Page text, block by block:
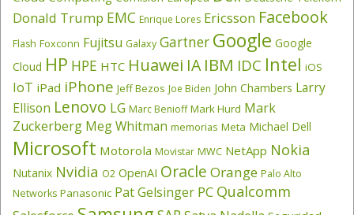
Donald Trump EMC Enrique Lores Ericsson Facebook
Flash Foxconn Fujitsu Galaxy Gartner Google Google
Cloud HP HPE HTC Huawei IA IBM IDC Intel iOS
IoT iPad iPhone Jeff Bezos Joe Biden John Chambers Larry
Ellison Lenovo LG Marc Benioff Mark Hurd Mark
Zuckerberg Meg Whitman memorias Meta Michael Dell
Microsoft Motorola Movistar MWC NetApp Nokia
Nutanix Nvidia O2 OpenAI Oracle Orange Palo Alto
Networks Panasonic Pat Gelsinger PC Qualcomm